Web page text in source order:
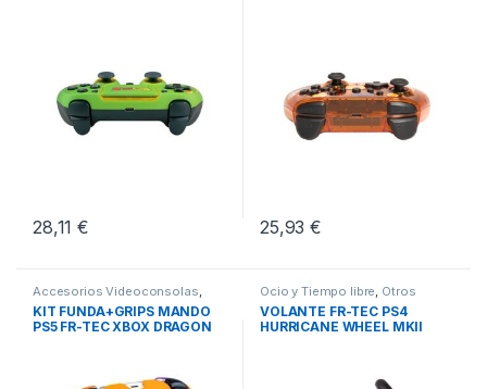
28,11€ 25,93€
Accesorios Videoconsolas,
Ocio y Tiempo libre,
Videoconsolas
KIT FUNDA+GRIPS MANDO
PS5 FR-TEC XBOX DRAGON
Ocio y Tiempo libre, Otros
Periféricos ,Volantes
VOLANTE FR-TEC PS4
HURRICANE WHEEL MKII